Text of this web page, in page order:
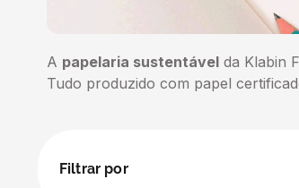
A papelaria sustentável da Klabin
Tudo produzido com papel
Filtrar por
caixas
5º transporte